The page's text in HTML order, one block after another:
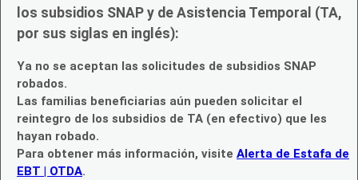
los subsidios SNAP y de Asistencia Temporal (TA,
por sus siglas en inglés):
Ya no se aceptan las solicitudes de subsidios SNAP
robados.
Las familias beneficiarias aún pueden solicitar el
reintegro de los subsidios de TA (en efectivo) que les
hayan robado.
Para obtener más información, visite Alerta de Estafa de
EBT | OTDA.